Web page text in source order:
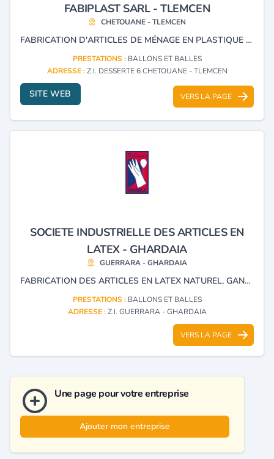
FABIPLAST SARL - TLEMCEN
CHETOUANE - TLEMCEN
FABRICATION D'ARTICLES DE MÉNAGE EN PLASTIQUE ET METAL.
PRESTATIONS : BALLONS ET BALLES
ADRESSE :Z.I. DESSERTE 6 CHETOUANE - TLEMCEN
SITE WEB VERS LA PAGE
SOCIETE INDUSTRIELLE DES ARTICLES EN
LATEX - GHARDAIA
GUERRARA - GHARDAIA
FABRICATION DES ARTICLES EN LATEX NATUREL, GANTS DE PROTECTION ET BALLON PUBLICITAIRE.
PRESTATIONS : BALLONS ET BALLES
ADRESSE :Z.I. GUERRARA - GHARDAIA
VERS LA PAGE
Une page pour votre entreprise
Ajouter mon entreprise